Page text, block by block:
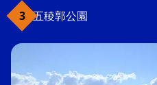
五稜郭公園